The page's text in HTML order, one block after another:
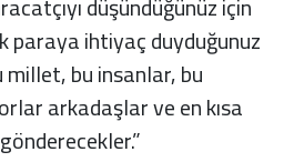
paraya ihtiyaç duyduğunuz
millet, bu insanlar, bu
arkadaşlar ve en kısa